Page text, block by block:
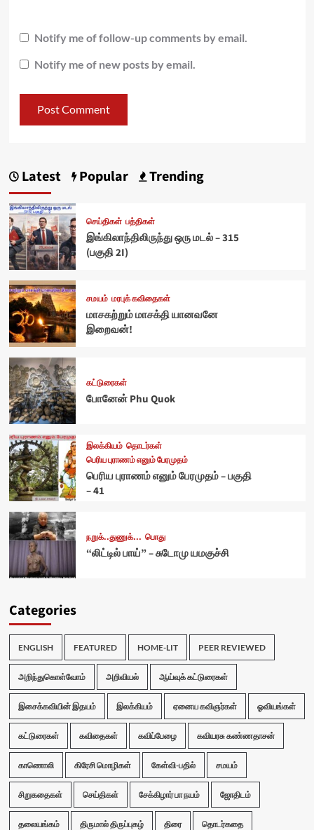
Notify me of follow-up comments by email.
Notify me of new posts by email.
Latest Popular Trending
செய்திகள் பத்திகள்
இங்கிலாந்திலிருந்து ஒரு மடல் – 315
(பகுதி 2I)
சமயம் மரபுக் கவிதைகள்
மாசகற்றும் மாசக்தி யானவனே
இறைவன்!
கட்டுரைகள்
போனேன் Phu Quok
இலக்கியம் தொடர்கள்
பெரிய புராணம் எனும் பேரமுதம்
பெரிய புராணம் எனும் பேரமுதம் – பகுதி
– 41
நறுக்..துணுக்... பொது
“லிட்டில் பாய்” – சுடோமு யமகுச்சி
Categories
ENGLISH FEATURED HOME-LIT PEER REVIEWED
அறிந்துகொள்வோம் அறிவியல் ஆய்வுக் கட்டுரைகள்
இசைக்கவியின் இதயம் இலக்கியம் ஏனைய கவிஞர்கள் ஓவியங்கள்
கட்டுரைகள் கவிதைகள் கவிப்பேழை கவியரசு கண்ணதாசன்
காணொலி கிரேசி மொழிகள் கேள்வி-பதில் சமயம்
சிறுகதைகள் செய்திகள் சேக்கிழார் பா நயம் ஜோதிடம்
தலையங்கம் திருமால் திருப்புகழ் திரை தொடர்கதை